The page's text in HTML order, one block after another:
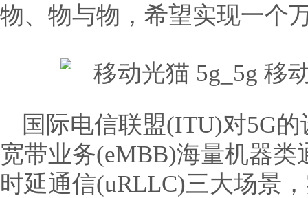
物、物与物，希望实现一个
国际电信联盟(ITU)对5G
宽带业务(eMBB)海量机器
时延通信(uRLLC)三大场景